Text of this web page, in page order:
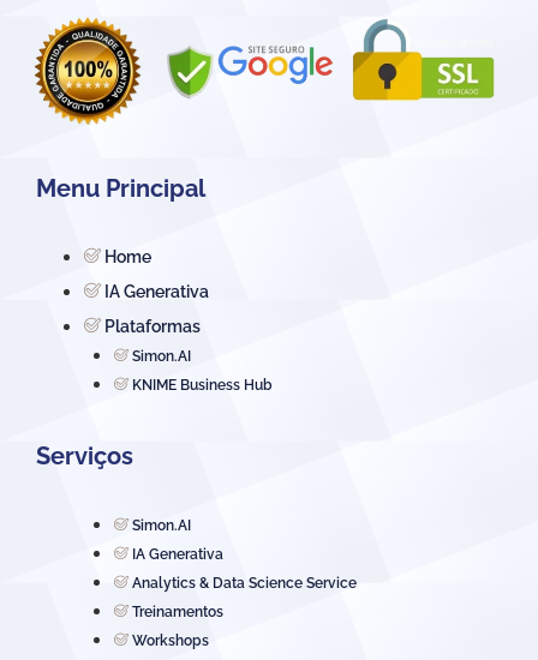
Menu Principal
Home
IA Generativa
Plataformas
Simon.AI
KNIME Business Hub
Serviços
Simon.AI
IA Generativa
Analytics & Data Science Service
Treinamentos
Workshops